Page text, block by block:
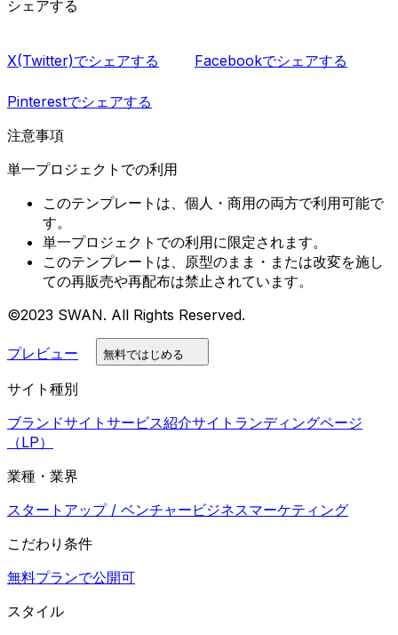
シェアする
X(Twitter)でシェアする Facebookでシェアする
Pinterestでシェアする
注意事項
単一プロジェクトでの利用
このテンプレートは、個人・商用の両方で利用可能で
す。
単一プロジェクトでの利用に限定されます。
このテンプレートは、原型のまま・または改変を施し
ての再販売や再配布は禁止されています。
©2023 SWAN. All Rights Reserved.
プレビュー 無料ではじめる
サイト種別
ブランドサイト サービス紹介サイト ランディングページ
（LP）
業種・業界
スタートアップ / ベンチャー ビジネスマーケティング
こだわり条件
無料プランで公開可
スタイル